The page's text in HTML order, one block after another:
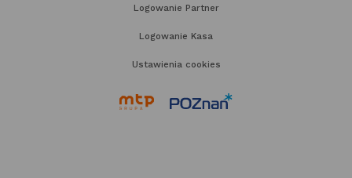
Logowanie Partner
Logowanie Kasa
Ustawienia cookies
link
link